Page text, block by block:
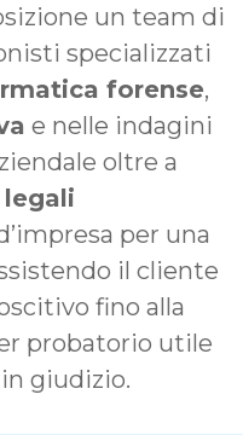
un team di
specializzati
forense,
e nelle indagini
oltre a
per una
il cliente
fino alla
probatorio utile
giudizio.